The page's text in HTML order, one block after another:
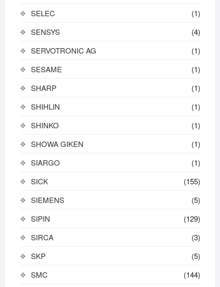
SELEC
(1)
SENSYS
(4)
SERVOTRONIC AG
(1)
SESAME
(1)
SHARP
(1)
SHIHLIN
(1)
SHINKO
(1)
SHOWA GIKEN
(1)
SIARGO
(1)
SICK
(155)
SIEMENS
(5)
SIPIN
(129)
SIRCA
(3)
SKP
(5)
SMC
(144)